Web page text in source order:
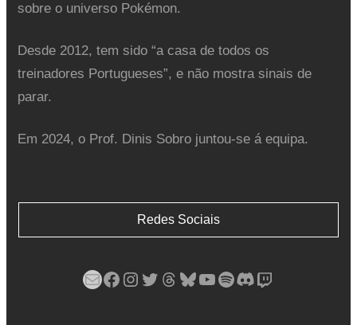
sobre o universo Pokémon.
Desde 2012, tem sido “a casa de todos os
treinadores Portugueses”, e não mostra sinais de
parar.
Em 2024, o Prof. Dinis Sobro juntou-se á equipa.
Redes Sociais
Mail Facebook Instagram Twitter Threads Bluesky YouTube Spotify Discord Twitch